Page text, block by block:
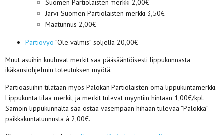
Suomen Partiolaisten merkki 2,00€
Järvi-Suomen Partiolaisten merkki 3,50€
Maatunnus 2,00€
Partiovyö ”Ole valmis” soljella 20,00€
Muut asuihin kuuluvat merkit saa pääsääntöisesti lippukunnasta
ikäkausiohjelmin toteutuksen myötä.
Partioasuihin tilataan myös Palokan Partiolaisten oma lippukuntamerkki.
Lippukunta tilaa merkit, ja merkit tulevat myyntiin hintaan 1,00€/kpl.
Samoin lippukunnalta saa ostaa vasempaan hihaan tulevaa ”Palokka” -
paikkakuntatunnusta á 2,00€.